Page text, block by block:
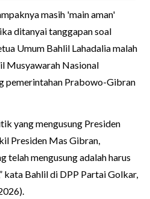
masih 'main aman'
ditanyai tanggapan soal
Umum Bahlil Lahadalia malah
Musyawarah Nasional
pemerintahan Prabowo-Gibran
yang mengusung Presiden
Presiden Mas Gibran,
telah mengusung adalah harus
kata Bahlil di DPP Partai Golkar,